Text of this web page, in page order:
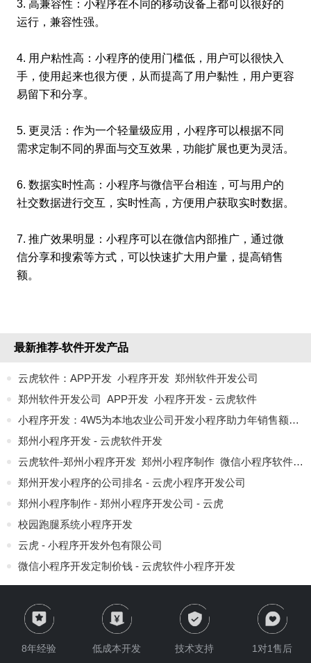
3. 高兼容性：小程序在不同的移动设备上都可以很好的
运行，兼容性强。
4. 用户粘性高：小程序的使用门槛低，用户可以很快入
手，使用起来也很方便，从而提高了用户黏性，用户更容
易留下和分享。
5. 更灵活：作为一个轻量级应用，小程序可以根据不同
需求定制不同的界面与交互效果，功能扩展也更为灵活。
6. 数据实时性高：小程序与微信平台相连，可与用户的
社交数据进行交互，实时性高，方便用户获取实时数据。
7. 推广效果明显：小程序可以在微信内部推广，通过微
信分享和搜索等方式，可以快速扩大用户量，提高销售
额。
最新推荐-软件开发产品
云虎软件：APP开发_小程序开发_郑州软件开发公司
郑州软件开发公司_APP开发_小程序开发 - 云虎软件
小程序开发：4W5为本地农业公司开发小程序助力年销售额破亿！
郑州小程序开发 - 云虎软件开发
云虎软件-郑州小程序开发_郑州小程序制作_微信小程序软件开发公司
郑州开发小程序的公司排名 - 云虎小程序开发公司
郑州小程序制作 - 郑州小程序开发公司 - 云虎
校园跑腿系统小程序开发
云虎 - 小程序开发外包有限公司
微信小程序开发定制价钱 - 云虎软件小程序开发
河南微信小程序开发公司 - 云虎
小程序开发，郑州小程序开发公司，小程序行业案例
支付宝小程序开发公司 - 云虎软件
微信小程序开发 - 云虎软件
8年经验 低成本开发 技术支持 1对1售后